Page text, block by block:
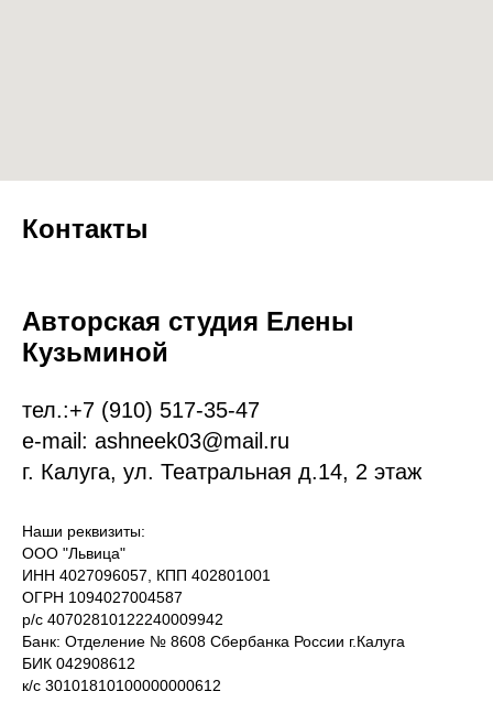
Контакты
Авторская студия Елены
Кузьминой
тел.:+7 (910) 517-35-47
e-mail: ashneek03@mail.ru
г. Калуга, ул. Театральная д.14, 2 этаж
Наши реквизиты:
ООО "Львица"
ИНН 4027096057, КПП 402801001
ОГРН 1094027004587
р/с 40702810122240009942
Банк: Отделение № 8608 Сбербанка России г.Калуга
БИК 042908612
к/с 30101810100000000612